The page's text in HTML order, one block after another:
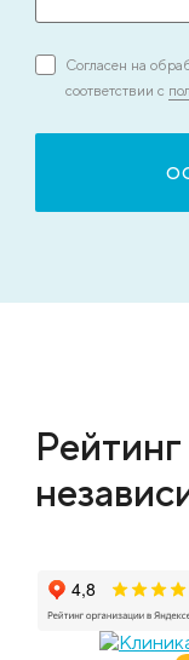
Согласен на
соответствии с